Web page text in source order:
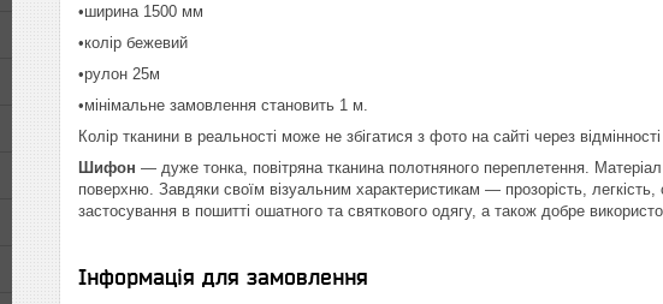
•ширина 1500 мм
•колір бежевий
•рулон 25м
•мінімальне замовлення становить 1 м.
Колір тканини в реальності може не збігатися з фото на сайті через
Шифон — дуже тонка, повітряна тканина полотняного переплетення.
поверхню. Завдяки своїм візуальним характеристикам — прозорість,
застосування в пошитті ошатного та святкового одягу, а також добре
Інформація для замовлення